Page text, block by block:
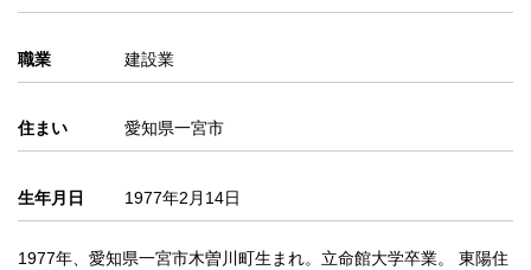
職業 建設業
住まい 愛知県一宮市
生年月日 1977年2月14日
1977年、愛知県一宮市木曽川町生まれ。立命館大学卒業。 東陽住